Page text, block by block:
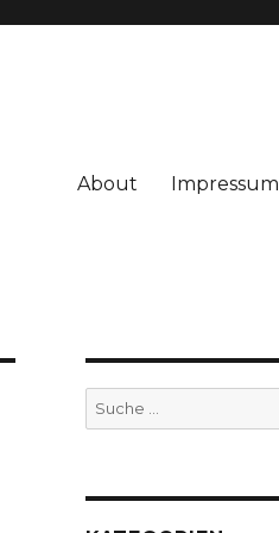
About Impressum
Suche
nach: